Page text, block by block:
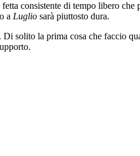
consistente di tempo libero
a Luglio sarà piuttosto dura.
Di solito la prima cosa che faccio